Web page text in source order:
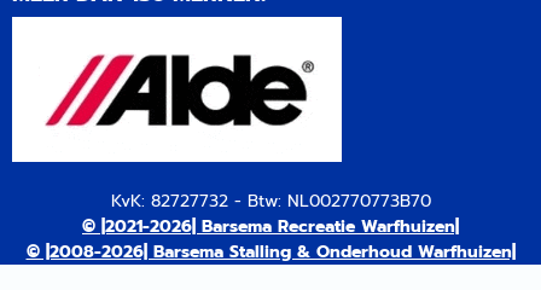
KvK: 82727732 - Btw: NL002770773B70
© |2021-2026| Barsema Recreatie Warfhuizen|
© |2008-2026| Barsema Stalling & Onderhoud Warfhuizen|